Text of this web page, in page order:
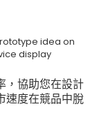
，協助您在設計
速度在競品中脫